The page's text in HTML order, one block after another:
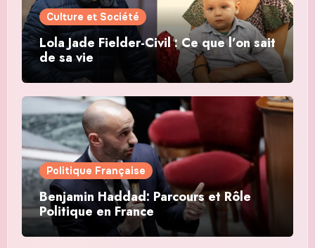
Culture et Société
Lola Jade Fielder-Civil : Ce que l’on sait
de sa vie
Politique Française
Benjamin Haddad: Parcours et Rôle
Politique en France